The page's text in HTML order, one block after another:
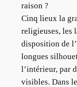
raison ?
Cinq lieux la
religieuses, les
disposition de
longues
l’intérieur, par
visibles. Dans